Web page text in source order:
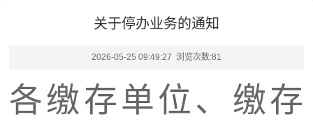
关于停办业务的通知
2026-05-25 09:49:27 浏览次数:81
各缴存单位、缴存